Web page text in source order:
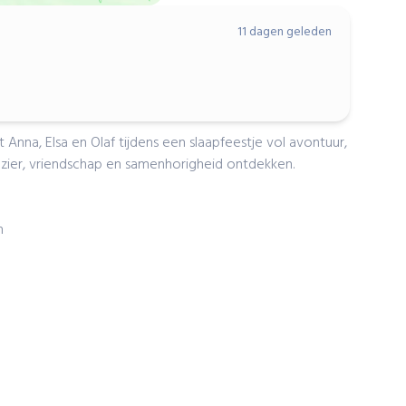
11 dagen geleden
Elsa en Olaf tijdens een slaapfeestje vol avontuur,
vriendschap en samenhorigheid ontdekken.